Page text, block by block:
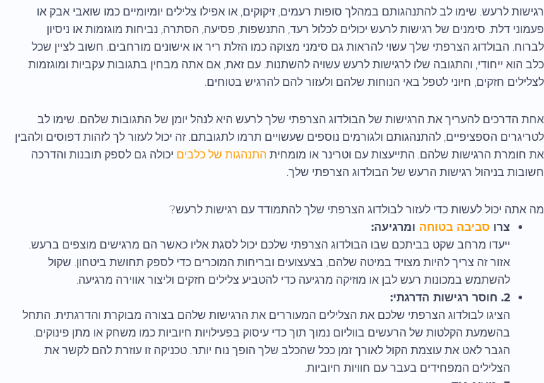
רגישות לרעש. שימו לב להתנהגותם במהלך סופות רעמים, זיקוקים, או אפילו צלילים יומיומיים כמו שואבי אבק או
פעמוני דלת. סימנים של רגישות לרעש יכולים לכלול רעד, התנשפות, פסיעה, הסתרה, נביחות מוגזמות או ניסיון
לברוח. הבולדוג הצרפתי שלך עשוי להראות גם סימני מצוקה כמו הזלת ריר או אישונים מורחבים. חשוב לציין שכל
כלב הוא ייחודי, והתגובה שלו לרגישות לרעש עשויה להשתנות. עם זאת, אם אתה מבחין בתגובות עקביות ומוגזמות
לצלילים חזקים, חיוני לטפל באי הנוחות שלהם ולעזור להם להרגיש בטוחים.
אחת הדרכים להעריך את הרגישות של הבולדוג הצרפתי שלך לרעש היא לנהל יומן של התגובות שלהם. שימו לב
לטריגרים הספציפיים, להתנהגותם ולגורמים נוספים שעשויים תרמו לתגובתם. זה יכול לעזור לך לזהות דפוסים ולהבין
את חומרת הרגישות שלהם. התייעצות עם וטרינר או מומחית התנהגות של כלבים יכולה גם לספק תובנות והדרכה
חשובות בניהול רגישות הרעש של הבולדוג הצרפתי שלך.
מה אתה יכול לעשות כדי לעזור לבולדוג הצרפתי שלך להתמודד עם רגישות לרעש?
צרו סביבה בטוחה ומרגיעה:
ייעדו מרחב שקט בביתכם שבו הבולדוג הצרפתי שלכם יכול לסגת אליו כאשר הם מרגישים מוצפים ברעש.
אזור זה צריך להיות מצויד במיטה שלהם, בצעצועים ובריחות המוכרים כדי לספק תחושת ביטחון. שקול
להשתמש במכונות רעש לבן או מוזיקה מרגיעה כדי להטביע צלילים חזקים וליצור אווירה מרגיעה.
2. חוסר רגישות הדרגתי:
הציגו לבולדוג הצרפתי שלכם את הצלילים המעוררים את הרגישות שלהם בצורה מבוקרת והדרגתית. התחל
בהשמעת הקלטות של הרעשים בווליום נמוך תוך כדי עיסוק בפעילויות חיוביות כמו משחק או מתן פינוקים.
הגבר לאט את עוצמת הקול לאורך זמן ככל שהכלב שלך הופך נוח יותר. טכניקה זו עוזרת להם לקשר את
הצלילים המפחידים בעבר עם חוויות חיוביות.